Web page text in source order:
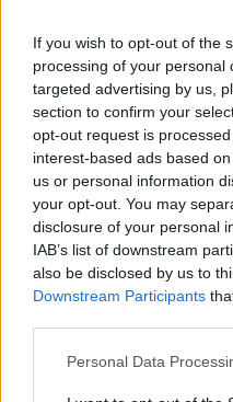
If you wish to opt-out of the
processing of your personal
targeted advertising by us,
section to confirm your
opt-out request is
interest-based ads based
us or personal information
your opt-out. You may
disclosure of your personal
IAB’s list of downstream
also be disclosed by us to
Downstream Participants
Personal Data
AKyiv Independent
információk szerint
ellenezte
feletti ellenőrzésre.
A Trump-kormány
portálnak azt
döntések „Kijev és
Zsarolás és